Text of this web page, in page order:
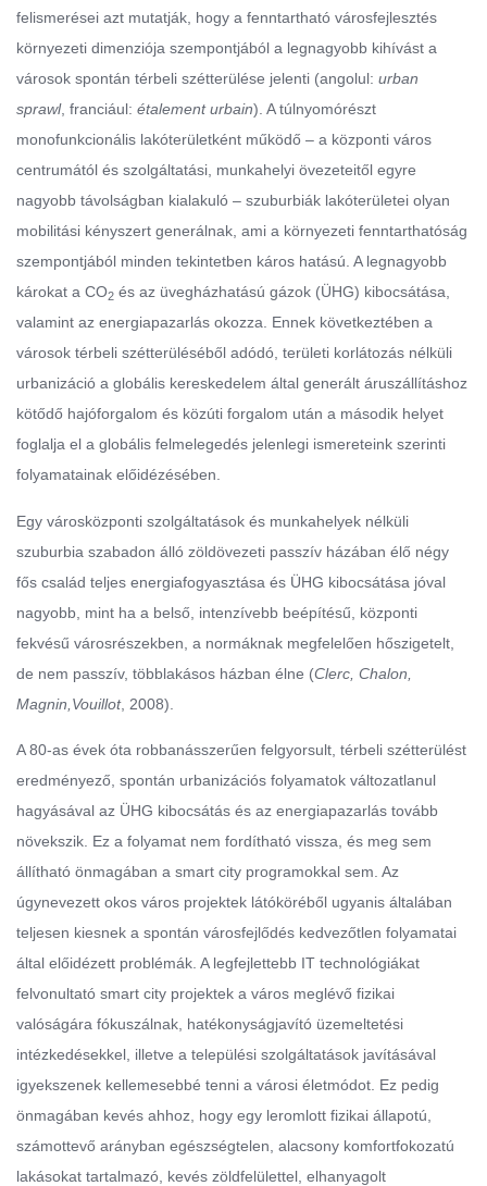
felismerései azt mutatják, hogy a fenntartható városfejlesztés
környezeti dimenziója szempontjából a legnagyobb kihívást a
városok spontán térbeli szétterülése jelenti (angolul: urban
sprawl, franciául: étalement urbain). A túlnyomórészt
monofunkcionális lakóterületként működő – a központi város
centrumától és szolgáltatási, munkahelyi övezeteitől egyre
nagyobb távolságban kialakuló – szuburbiák lakóterületei olyan
mobilitási kényszert generálnak, ami a környezeti fenntarthatóság
szempontjából minden tekintetben káros hatású. A legnagyobb
károkat a CO2 és az üvegházhatású gázok (ÜHG) kibocsátása,
valamint az energiapazarlás okozza. Ennek következtében a
városok térbeli szétterüléséből adódó, területi korlátozás nélküli
urbanizáció a globális kereskedelem által generált áruszállításhoz
kötődő hajóforgalom és közúti forgalom után a második helyet
foglalja el a globális felmelegedés jelenlegi ismereteink szerinti
folyamatainak előidézésében.
Egy városközponti szolgáltatások és munkahelyek nélküli
szuburbia szabadon álló zöldövezeti passzív házában élő négy
fős család teljes energiafogyasztása és ÜHG kibocsátása jóval
nagyobb, mint ha a belső, intenzívebb beépítésű, központi
fekvésű városrészekben, a normáknak megfelelően hőszigetelt,
de nem passzív, többlakásos házban élne (Clerc, Chalon,
Magnin,Vouillot, 2008).
A 80-as évek óta robbanásszerűen felgyorsult, térbeli szétterülést
eredményező, spontán urbanizációs folyamatok változatlanul
hagyásával az ÜHG kibocsátás és az energiapazarlás tovább
növekszik. Ez a folyamat nem fordítható vissza, és meg sem
állítható önmagában a smart city programokkal sem. Az
úgynevezett okos város projektek látóköréből ugyanis általában
teljesen kiesnek a spontán városfejlődés kedvezőtlen folyamatai
által előidézett problémák. A legfejlettebb IT technológiákat
felvonultató smart city projektek a város meglévő fizikai
valóságára fókuszálnak, hatékonyságjavító üzemeltetési
intézkedésekkel, illetve a települési szolgáltatások javításával
igyekszenek kellemesebbé tenni a városi életmódot. Ez pedig
önmagában kevés ahhoz, hogy egy leromlott fizikai állapotú,
számottevő arányban egészségtelen, alacsony komfortfokozatú
lakásokat tartalmazó, kevés zöldfelülettel, elhanyagolt